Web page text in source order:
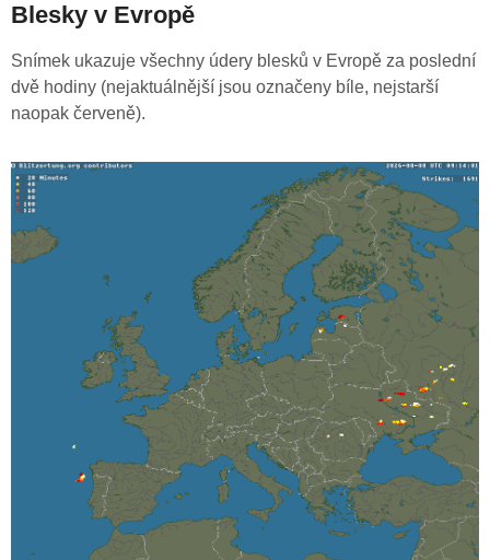
Blesky v Evropě
Snímek ukazuje všechny údery blesků v Evropě za poslední
dvě hodiny (nejaktuálnější jsou označeny bíle, nejstarší
naopak červeně).